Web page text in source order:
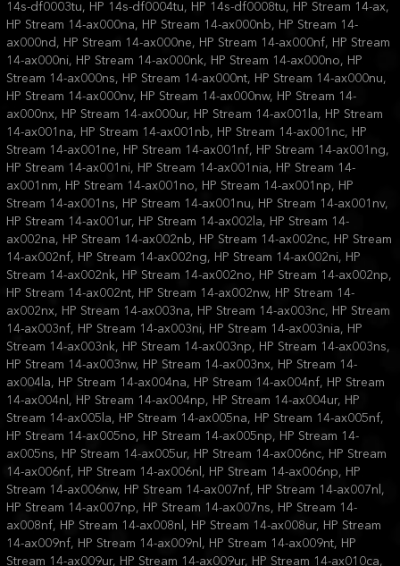
14s-df0003tu, HP 14s-df0004tu, HP 14s-df0008tu, HP Stream 14-ax,
HP Stream 14-ax000na, HP Stream 14-ax000nb, HP Stream 14-
ax000nd, HP Stream 14-ax000ne, HP Stream 14-ax000nf, HP Stream
14-ax000ni, HP Stream 14-ax000nk, HP Stream 14-ax000no, HP
Stream 14-ax000ns, HP Stream 14-ax000nt, HP Stream 14-ax000nu,
HP Stream 14-ax000nv, HP Stream 14-ax000nw, HP Stream 14-
ax000nx, HP Stream 14-ax000ur, HP Stream 14-ax001la, HP Stream
14-ax001na, HP Stream 14-ax001nb, HP Stream 14-ax001nc, HP
Stream 14-ax001ne, HP Stream 14-ax001nf, HP Stream 14-ax001ng,
HP Stream 14-ax001ni, HP Stream 14-ax001nia, HP Stream 14-
ax001nm, HP Stream 14-ax001no, HP Stream 14-ax001np, HP
Stream 14-ax001ns, HP Stream 14-ax001nu, HP Stream 14-ax001nv,
HP Stream 14-ax001ur, HP Stream 14-ax002la, HP Stream 14-
ax002na, HP Stream 14-ax002nb, HP Stream 14-ax002nc, HP Stream
14-ax002nf, HP Stream 14-ax002ng, HP Stream 14-ax002ni, HP
Stream 14-ax002nk, HP Stream 14-ax002no, HP Stream 14-ax002np,
HP Stream 14-ax002nt, HP Stream 14-ax002nw, HP Stream 14-
ax002nx, HP Stream 14-ax003na, HP Stream 14-ax003nc, HP Stream
14-ax003nf, HP Stream 14-ax003ni, HP Stream 14-ax003nia, HP
Stream 14-ax003nk, HP Stream 14-ax003np, HP Stream 14-ax003ns,
HP Stream 14-ax003nw, HP Stream 14-ax003nx, HP Stream 14-
ax004la, HP Stream 14-ax004na, HP Stream 14-ax004nf, HP Stream
14-ax004nl, HP Stream 14-ax004np, HP Stream 14-ax004ur, HP
Stream 14-ax005la, HP Stream 14-ax005na, HP Stream 14-ax005nf,
HP Stream 14-ax005no, HP Stream 14-ax005np, HP Stream 14-
ax005ns, HP Stream 14-ax005ur, HP Stream 14-ax006nc, HP Stream
14-ax006nf, HP Stream 14-ax006nl, HP Stream 14-ax006np, HP
Stream 14-ax006nw, HP Stream 14-ax007nf, HP Stream 14-ax007nl,
HP Stream 14-ax007np, HP Stream 14-ax007ns, HP Stream 14-
ax008nf, HP Stream 14-ax008nl, HP Stream 14-ax008ur, HP Stream
14-ax009nf, HP Stream 14-ax009nl, HP Stream 14-ax009nt, HP
Stream 14-ax009ur, HP Stream 14-ax009ur, HP Stream 14-ax010ca,